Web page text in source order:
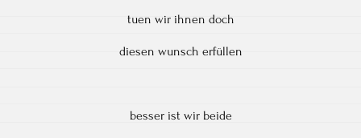
tuen wir ihnen doch
diesen wunsch erfüllen
besser ist wir beide